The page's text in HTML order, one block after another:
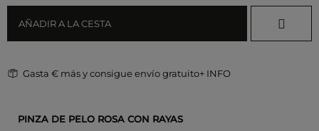
AÑADIR A LA CESTA
Gasta € más y consigue envío gratuito+ INFO
PINZA DE PELO ROSA CON RAYAS